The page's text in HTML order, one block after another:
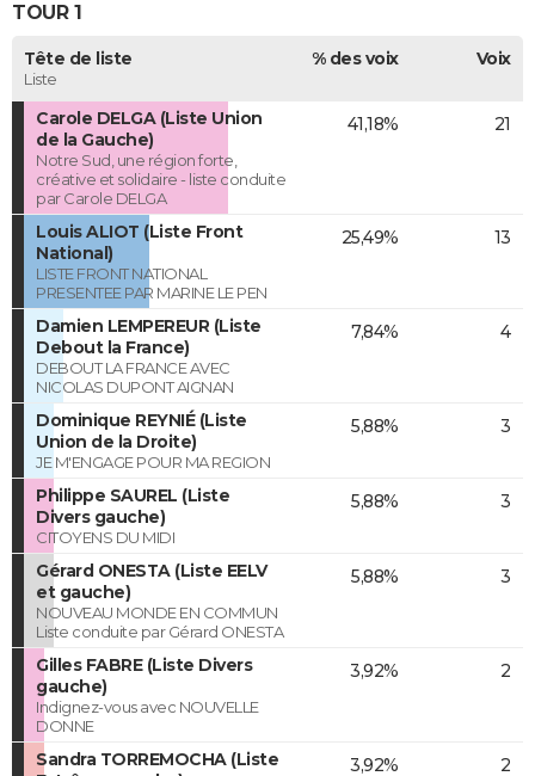
TOUR 1
Tête de liste
Liste
% des voix Voix
Carole DELGA (Liste Union
de la Gauche)
Notre Sud, une région forte,
créative et solidaire - liste conduite
par Carole DELGA
41,18% 21
Louis ALIOT (Liste Front
National)
LISTE FRONT NATIONAL
PRESENTEE PAR MARINE LE PEN
25,49% 13
Damien LEMPEREUR (Liste
Debout la France)
DEBOUT LA FRANCE AVEC
NICOLAS DUPONT AIGNAN
7,84% 4
Dominique REYNIÉ (Liste
Union de la Droite)
JE M'ENGAGE POUR MA REGION
5,88% 3
Philippe SAUREL (Liste
Divers gauche)
CITOYENS DU MIDI
5,88% 3
Gérard ONESTA (Liste EELV
et gauche)
NOUVEAU MONDE EN COMMUN
Liste conduite par Gérard ONESTA
5,88% 3
Gilles FABRE (Liste Divers
gauche)
Indignez-vous avec NOUVELLE
DONNE
3,92% 2
Sandra TORREMOCHA (Liste
3,92% 2